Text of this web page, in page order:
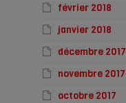
février 2018
janvier 2018
décembre 2017
novembre 2017
octobre 2017